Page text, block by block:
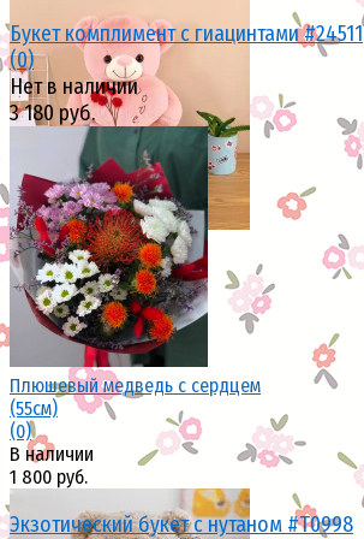
избранное сравнить
Плюшевый медведь с сердцем
(55см)
(0)
В наличии
1 800 руб.
избранное сравнить
Букет комплимент с гиацинтами #24511
(0)
Нет в наличии
3 180 руб.
Экзотический букет с нутаном #Т0998